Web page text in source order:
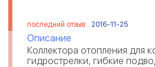
последний отзыв: 2016-11-25
Описание
Коллектора отопления для
гидрострелки, гибкие